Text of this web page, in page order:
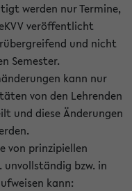
werden nur Termine,
veröffentlicht
und nicht
Semester.
kann nur
von den Lehrenden
und diese Änderungen
von prinzipiellen
unvollständig bzw. in
kann: